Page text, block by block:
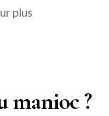
plus
manioc ?